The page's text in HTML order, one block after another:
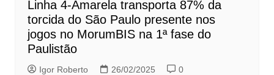
Linha 4-Amarela transporta 87% da
torcida do São Paulo presente nos
jogos no MorumBIS na 1ª fase do
Paulistão
Igor Roberto 26/02/2025 0